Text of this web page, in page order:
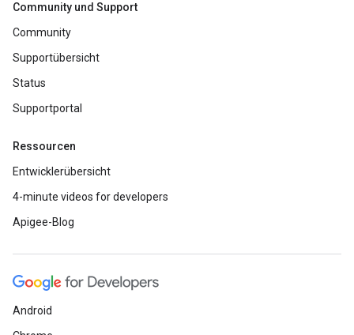
Community und Support
Community
Supportübersicht
Status
Supportportal
Ressourcen
Entwicklerübersicht
4-minute videos for developers
Apigee-Blog
Android